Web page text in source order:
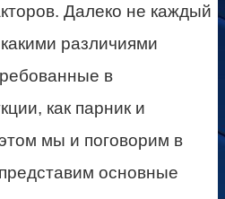
Далеко не каждый
различиями
в
как парник и
мы и поговорим в
основные